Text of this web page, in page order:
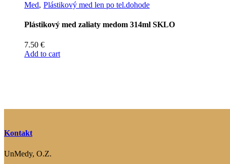
Med Plástikový med len po tel.dohode
Plástikový med zaliaty medom 314ml SKLO
7.50 €
Add to cart
Kontakt
UnMedy, O.Z.